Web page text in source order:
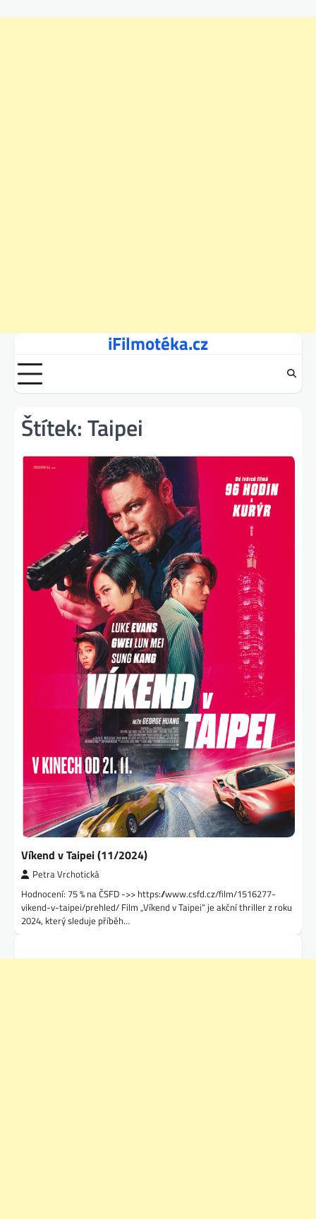
content
iFilmotéka.cz
Štítek:Taipei
Víkend v Taipei (11/2024)
Petra Vrchotická
Hodnocení: 75 % na ČSFD ->> https://www.csfd.cz/film/1516277-
vikend-v-taipei/prehled/ Film „Víkend v Taipei“ je akční thriller z roku
2024, který sleduje příběh…